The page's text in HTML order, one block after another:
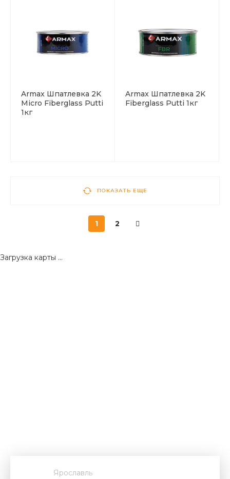
Armax Шпатлевка 2K
Micro Fiberglass Putti
1кг
Armax Шпатлевка 2K
Fiberglass Putti 1кг
ПОКАЗАТЬ ЕЩЕ
1 2
Загрузка карты ...
Ярославль